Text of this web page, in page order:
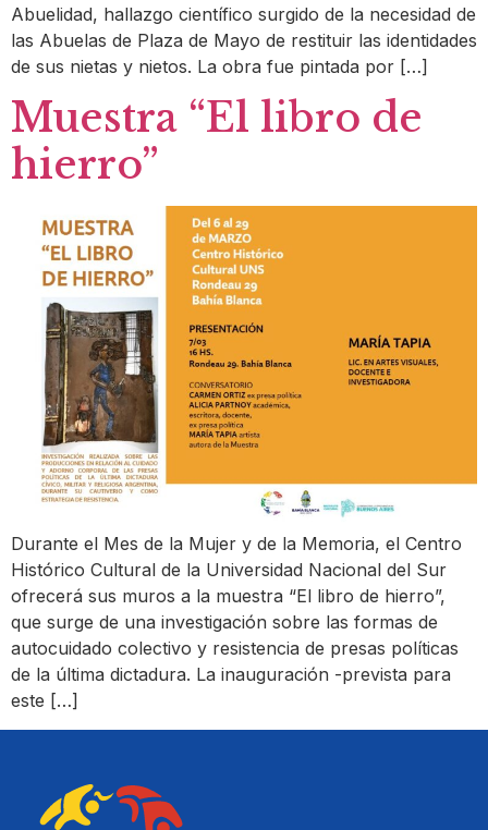
Abuelidad, hallazgo científico surgido de la necesidad de
las Abuelas de Plaza de Mayo de restituir las identidades
de sus nietas y nietos. La obra fue pintada por […]
Muestra “El libro de
hierro”
Durante el Mes de la Mujer y de la Memoria, el Centro
Histórico Cultural de la Universidad Nacional del Sur
ofrecerá sus muros a la muestra “El libro de hierro”,
que surge de una investigación sobre las formas de
autocuidado colectivo y resistencia de presas políticas
de la última dictadura. La inauguración -prevista para
este […]